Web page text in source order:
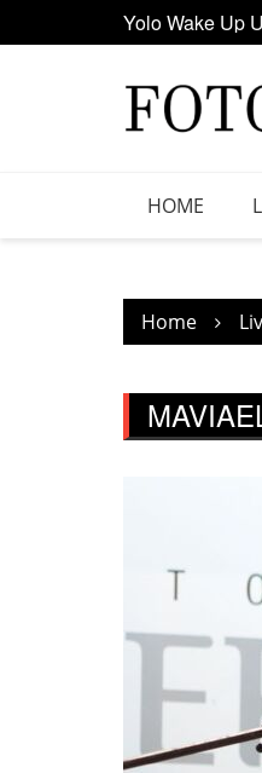
to
Maior clube de
HOME
Home